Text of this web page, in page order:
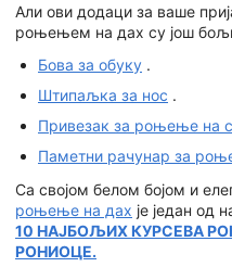
Али ови додаци за ваше
роњењем на дах су још
Бова за обуку .
Штипаљка за нос .
Привезак за роњење на
Паметни рачунар за
Са својом белом бојом и
роњење на дах је један од
10 НАЈБОЉИХ КУРСЕВА
РОНИОЦЕ.